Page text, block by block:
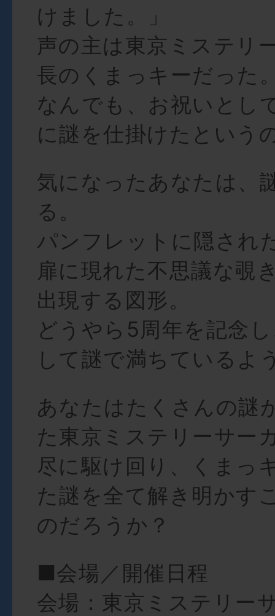
けました。」
声の主は東京ミステリ
長のくまっキーだった
なんでも、お祝いとし
に謎を仕掛けたという
気になったあなたは、
る。
パンフレットに隠され
扉に現れた不思議な覗
出現する図形。
どうやら5周年を記念
して謎で満ちているよ
あなたはたくさんの謎
た東京ミステリーサー
尽に駆け回り、くまっ
た謎を全て解き明かす
のだろうか？
■会場／開催日程
会場：東京ミステリー